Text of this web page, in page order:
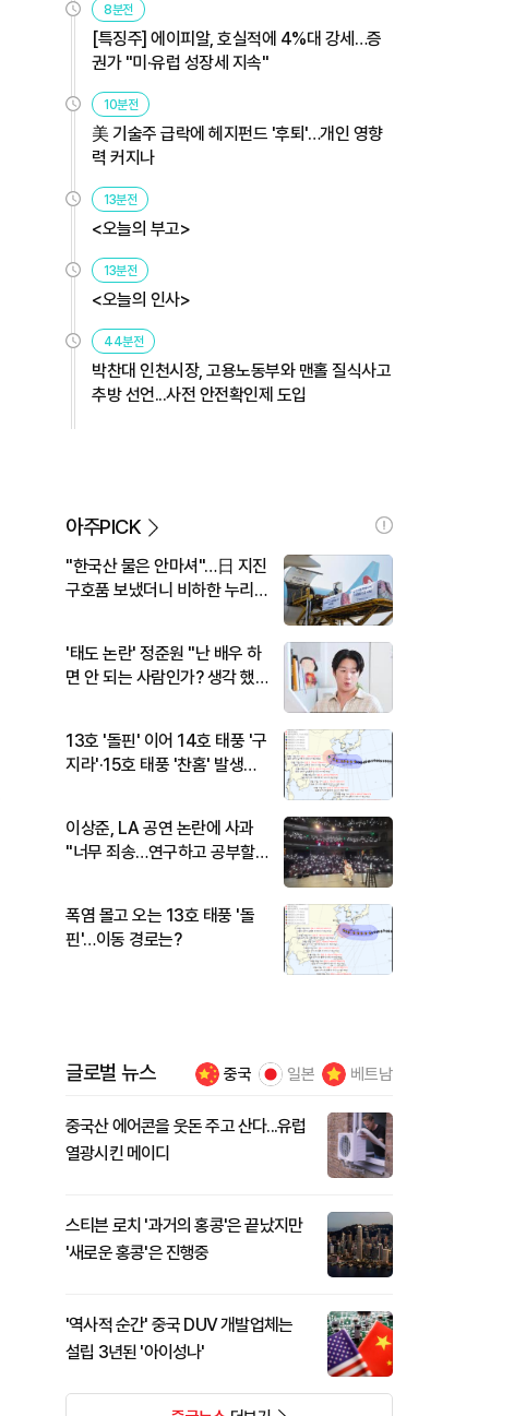
8분전
[특징주] 에이피알, 호실적에 4%대 강세…증
권가 "미·유럽 성장세 지속"
10분전
美 기술주 급락에 헤지펀드 '후퇴'…개인 영향
력 커지나
13분전
<오늘의 부고>
13분전
<오늘의 인사>
44분전
박찬대 인천시장, 고용노동부와 맨홀 질식사고
추방 선언...사전 안전확인제 도입
아주PICK
"한국산 물은 안마셔"…日 지진
구호품 보냈더니 비하한 누리
'태도 논란' 정준원 "난 배우 하
면 안 되는 사람인가? 생각 했
13호 '돌핀' 이어 14호 태풍 '구
지라'·15호 태풍 '찬홈' 발생…
이상준, LA 공연 논란에 사과
"너무 죄송…연구하고 공부할
폭염 몰고 오는 13호 태풍 '돌
핀'…이동 경로는?
글로벌 뉴스 중국 일본 베트남
중국산 에어콘을 웃돈 주고 산다...유럽
열광시킨 메이디
스티븐 로치 '과거의 홍콩'은 끝났지만
'새로운 홍콩'은 진행중
'역사적 순간' 중국 DUV 개발업체는
설립 3년된 '아이성나'